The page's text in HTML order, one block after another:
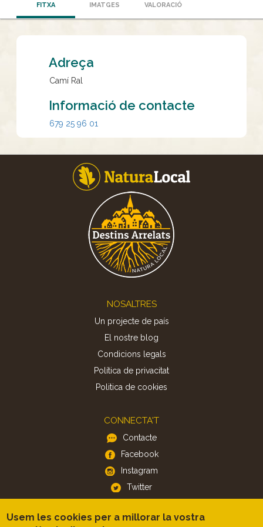
FITXA IMATGES VALORACIÓ
Adreça
Camí Ral
Informació de contacte
679 25 96 01
NOSALTRES
Un projecte de país
El nostre blog
Condicions legals
Política de privacitat
Politica de cookies
CONNECTA'T
Contacte
Facebook
Instagram
Twitter
APP
Usem les cookies per a millorar la vostra